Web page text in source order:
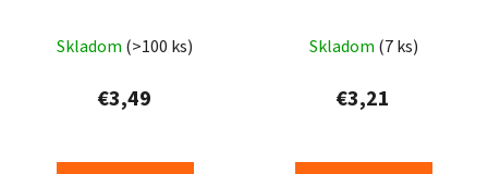
Skladom (>100 ks)
€3,49
Skladom (7 ks)
€3,21